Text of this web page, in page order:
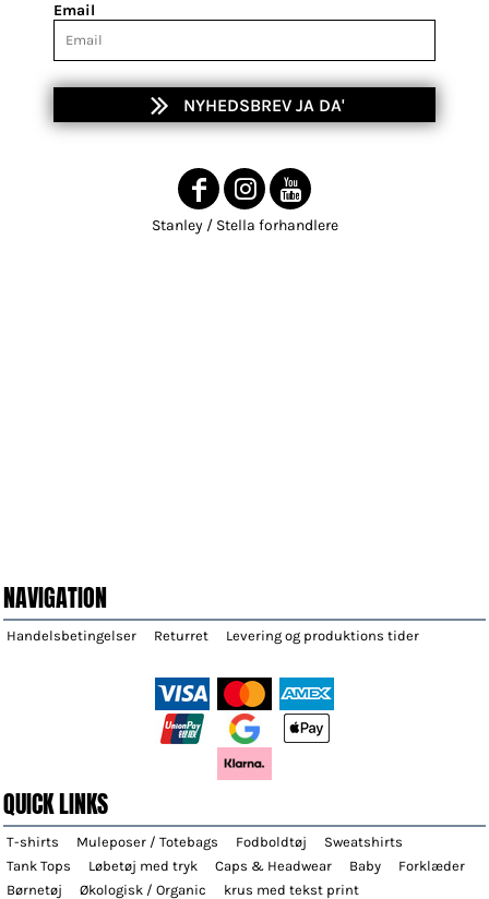
Email
NYHEDSBREV JA DA'
Stanley / Stella forhandlere
NAVIGATION
Handelsbetingelser Returret Levering og produktions tider
QUICK LINKS
T-shirts Muleposer / Totebags Fodboldtøj
Sweatshirts
Tank Tops
Løbetøj med tryk Caps & Headwear Baby
Forklæder
Børnetøj
Økologisk / Organic krus med tekst print